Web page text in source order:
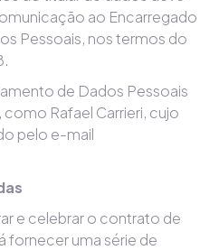
ao Encarregado
Pessoais, nos termos do
de Dados Pessoais
Rafael Carrieri, cujo
pelo e-mail
e celebrar o contrato de
fornecer uma série de